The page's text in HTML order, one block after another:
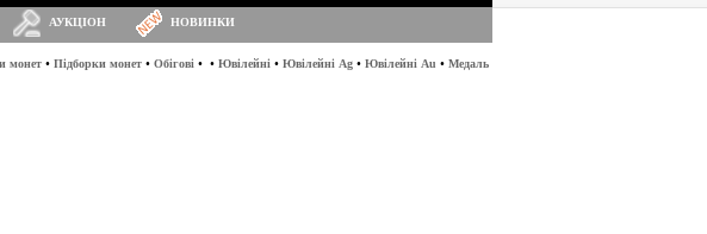
АУКЦІОН НОВИНКИ
монет • Підборки монет • Обігові • • Ювілейні • Ювілейні Ag • Ювілейні Au • Медаль